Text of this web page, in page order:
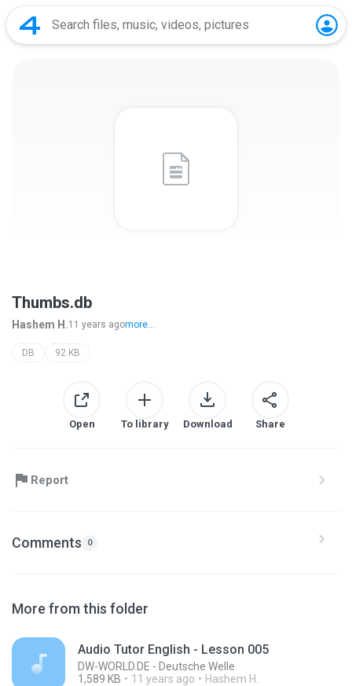
Thumbs.db
Hashem H.11 years agomore...
DB 92 KB
Open To library Download Share
Report
Comments 0
More from this folder
Audio Tutor English - Lesson 005
DW-WORLD.DE - Deutsche Welle
1,589 KB
11 years ago Hashem H.